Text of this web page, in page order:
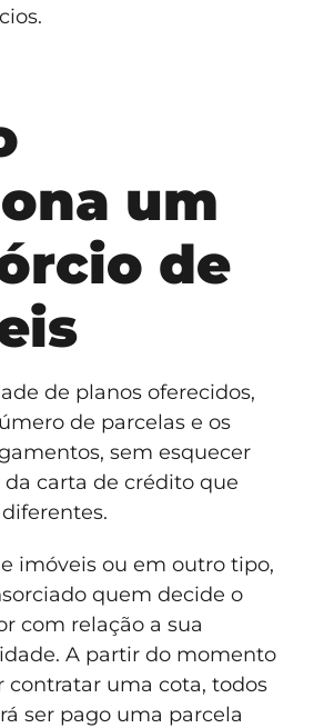
um
de
de planos oferecidos,
de parcelas e os
sem esquecer
carta de crédito que
imóveis ou em outro tipo,
quem decide o
com relação a sua
A partir do momento
contratar uma cota, todos
ser pago uma parcela